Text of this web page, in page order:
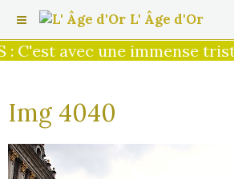
: C'est avec une immense
L' Âge d'Or
Img 4040